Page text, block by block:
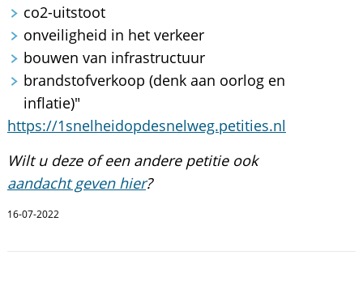
co2-uitstoot
onveiligheid in het verkeer
bouwen van infrastructuur
brandstofverkoop (denk aan oorlog en
inflatie)"
https://1snelheidopdesnelweg.petities.nl
Wilt u deze of een andere petitie ook
aandacht geven hier?
16-07-2022